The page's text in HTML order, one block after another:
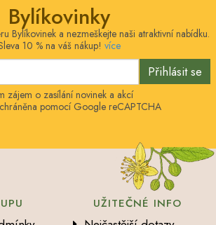
Bylíkovinky
Bylíkovinek a nezmeškejte naši atraktivní nabídku.
10 % na váš nákup! více
Přihlásit se
zájem o zasílání novinek a akcí
pomocí Google reCAPTCHA
UŽITEČNÉ INFO